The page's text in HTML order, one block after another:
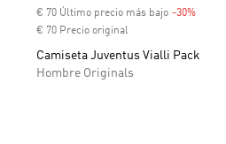
Descuento€ 70 Último precio más bajo -30%
€ 70 Precio original
Camiseta Juventus Vialli Pack
Hombre Originals